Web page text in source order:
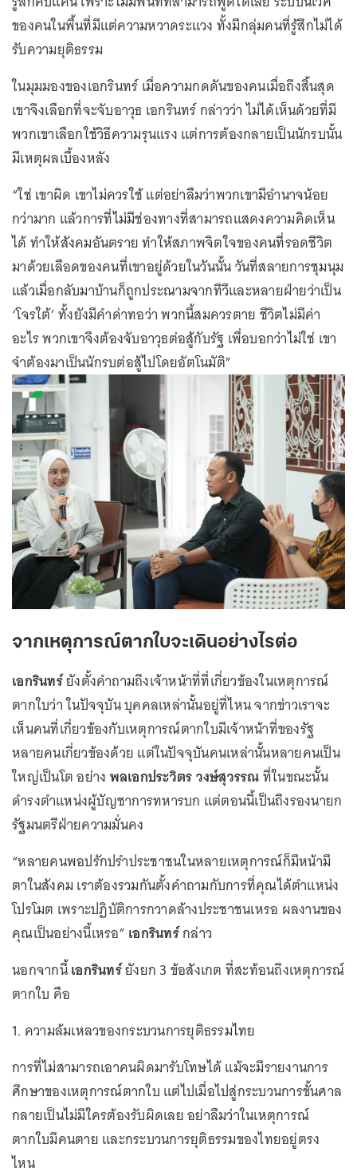
ของคนในพื้นที่มีแต่ความหวาดระแวง ทั้งมีกลุ่มคนที่รู้สึกไม่ได้
รับความยุติธรรม
ในมุมมองของเอกรินทร์ เมื่อความกดดันของคนเมื่อถึงสิ้นสุด
เขาจึงเลือกที่จะจับอาวุธ เอกรินทร์ กล่าวว่า ไม่ได้เห็นด้วยที่มี
พวกเขาเลือกใช้วิธีความรุนแรง แต่การต้องกลายเป็นนักรบนั้น
มีเหตุผลเบื้องหลัง
“ใช่ เขาผิด เขาไม่ควรใช้ แต่อย่าลืมว่าพวกเขามีอำนาจน้อย
กว่ามาก แล้วการที่ไม่มีช่องทางที่สามารถแสดงความคิดเห็น
ได้ ทำให้สังคมอันตราย ทำให้สภาพจิตใจของคนที่รอดชีวิต
มาด้วยเลือดของคนที่เขาอยู่ด้วยในวันนั้น วันที่สลายการชุมนุม
แล้วเมื่อกลับมาบ้านก็ถูกประณามจากทีวีและหลายฝ่ายว่าเป็น
‘โจรใต้’ ทั้งยังมีคำด่าทอว่า พวกนี้สมควรตาย ชีวิตไม่มีค่า
อะไร พวกเขาจึงต้องจับอาวุธต่อสู้กับรัฐ เพื่อบอกว่าไม่ใช่ เขา
จำต้องมาเป็นนักรบต่อสู้ไปโดยอัตโนมัติ”
จากเหตุการณ์ตากใบจะเดินอย่างไรต่อ
เอกรินทร์ยังตั้งคำถามถึงเจ้าหน้าที่ที่เกี่ยวข้องในเหตุการณ์
ตากใบว่า ในปัจจุบัน บุคคลเหล่านั้นอยู่ที่ไหน จากข่าวเราจะ
เห็นคนที่เกี่ยวข้องกับเหตุการณ์ตากใบมีเจ้าหน้าที่ของรัฐ
หลายคนเกี่ยวข้องด้วย แต่ในปัจจุบันคนเหล่านั้นหลายคนเป็น
ใหญ่เป็นโต อย่าง พลเอกประวิตร วงษ์สุวรรณที่ในขณะนั้น
ดำรงตำแหน่งผู้บัญชาการทหารบก แต่ตอนนี้เป็นถึงรองนายก
รัฐมนตรีฝ่ายความมั่นคง
“หลายคนพอปรักปรำประชาชนในหลายเหตุการณ์ก็มีหน้ามี
ตาในสังคม เราต้องรวมกันตั้งคำถามกับการที่คุณได้ตำแหน่ง
โปรโมต เพราะปฏิบัติการกวาดล้างประชาชนเหรอ ผลงานของ
คุณเป็นอย่างนี้เหรอ” เอกรินทร์กล่าว
นอกจากนี้เอกรินทร์ยังยก 3 ข้อสังเกต ที่สะท้อนถึงเหตุการณ์
ตากใบ คือ
1. ความล้มเหลวของกระบวนการยุติธรรมไทย
การที่ไม่สามารถเอาคนผิดมารับโทษได้ แม้จะมีรายงานการ
ศึกษาของเหตุการณ์ตากใบ แต่ไปเมื่อไปสู่กระบวนการขั้นศาล
กลายเป็นไม่มีใครต้องรับผิดเลย อย่าลืมว่าในเหตุการณ์
ตากใบมีคนตาย และกระบวนการยุติธรรมของไทยอยู่ตรง
ไหน